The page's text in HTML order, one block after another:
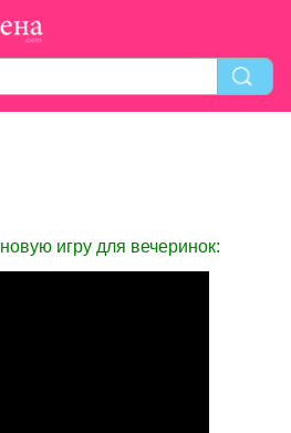
игру для вечеринок: